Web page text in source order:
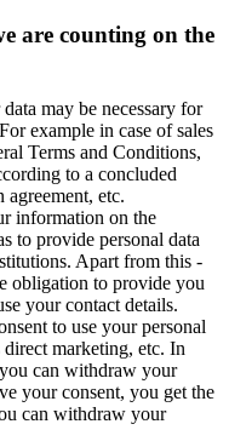
are counting on the
may be necessary for
example in case of sales
Terms and Conditions,
to a concluded
agreement, etc.
information on the
to provide personal data
Apart from this -
obligation to provide you
your contact details.
to use your personal
marketing, etc. In
can withdraw your
your consent, you get the
can withdraw your